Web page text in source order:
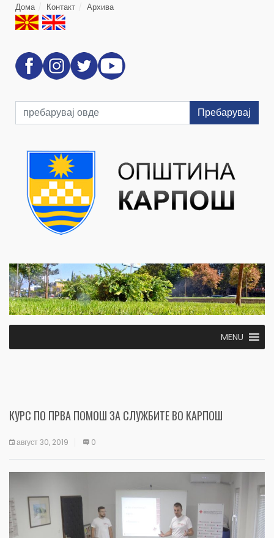
Дома Контакт Архива
Пребарувај
MENU
КУРС ПО ПРВА ПОМОШ ЗА СЛУЖБИТЕ ВО КАРПОШ
август 30, 2019 0